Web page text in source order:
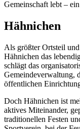
Gemeinschaft lebt –
Hähnichen
Als größter Ortsteil
Hähnichen das
schlägt das
Gemeindeverwaltung,
öffentlichen
Doch Hähnichen ist
aktives Miteinander,
traditionellen Festen